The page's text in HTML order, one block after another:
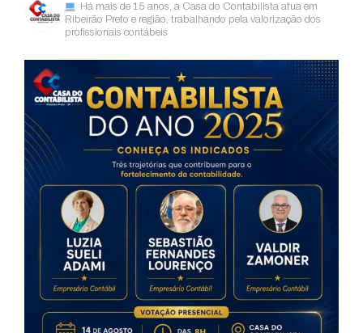
Há mais de 15 anos, a Casa do Contabilista atua em
Ribeirão Preto e região, trabalhando pela valorização dos
profissionais contábeis